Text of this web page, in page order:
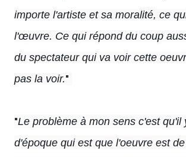
importe l'artiste et sa moralité, ce
l'œuvre. Ce qui répond du coup
du spectateur qui va voir cette
pas la voir."
"Le problème à mon sens c'est qu'il
d'époque qui est que l'oeuvre est